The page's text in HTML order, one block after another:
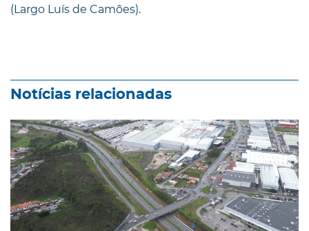
(Largo Luís de Camões).
Notícias relacionadas